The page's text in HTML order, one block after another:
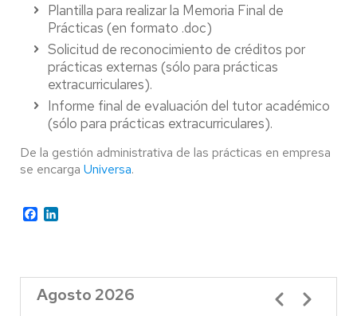
Plantilla para realizar la Memoria Final de
Prácticas (en formato .doc)
Solicitud de reconocimiento de créditos por
prácticas externas (sólo para prácticas
extracurriculares).
Informe final de evaluación del tutor académico
(sólo para prácticas extracurriculares).
De la gestión administrativa de las prácticas en empresa
se encarga Universa.
Facebook
Agosto 2026 Paginación